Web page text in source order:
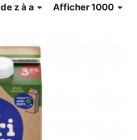
Afficher 1000
de z à a